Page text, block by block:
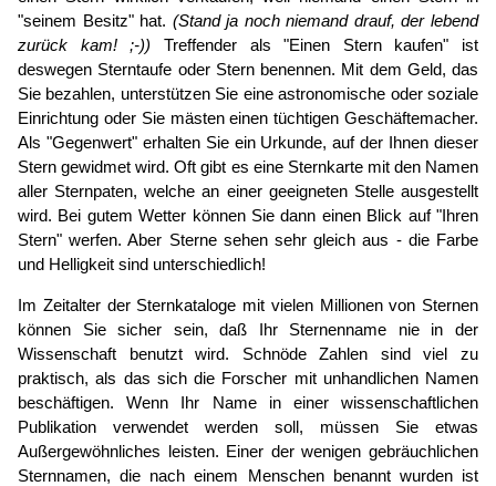
"seinem Besitz" hat. (Stand ja noch niemand drauf, der lebend
zurück kam! ;-)) Treffender als "Einen Stern kaufen" ist
deswegen Sterntaufe oder Stern benennen. Mit dem Geld, das
Sie bezahlen, unterstützen Sie eine astronomische oder soziale
Einrichtung oder Sie mästen einen tüchtigen Geschäftemacher.
Als "Gegenwert" erhalten Sie ein Urkunde, auf der Ihnen dieser
Stern gewidmet wird. Oft gibt es eine Sternkarte mit den Namen
aller Sternpaten, welche an einer geeigneten Stelle ausgestellt
wird. Bei gutem Wetter können Sie dann einen Blick auf "Ihren
Stern" werfen. Aber Sterne sehen sehr gleich aus - die Farbe
und Helligkeit sind unterschiedlich!
Im Zeitalter der Sternkataloge mit vielen Millionen von Sternen
können Sie sicher sein, daß Ihr Sternenname nie in der
Wissenschaft benutzt wird. Schnöde Zahlen sind viel zu
praktisch, als das sich die Forscher mit unhandlichen Namen
beschäftigen. Wenn Ihr Name in einer wissenschaftlichen
Publikation verwendet werden soll, müssen Sie etwas
Außergewöhnliches leisten. Einer der wenigen gebräuchlichen
Sternnamen, die nach einem Menschen benannt wurden ist